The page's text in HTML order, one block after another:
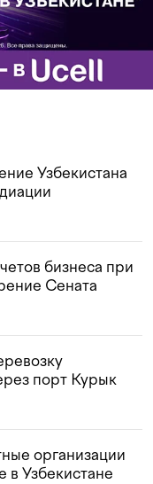
Узбекистана
бизнеса при
Сената
порт Курык
организации
в Узбекистане